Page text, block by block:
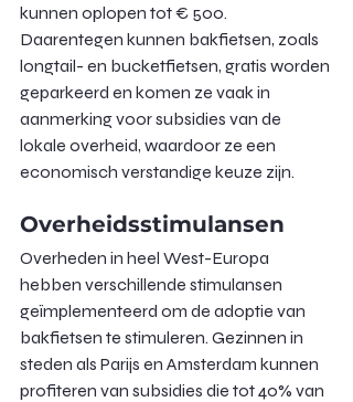
kunnen oplopen tot € 500.
Daarentegen kunnen bakfietsen, zoals
longtail- en bucketfietsen, gratis worden
geparkeerd en komen ze vaak in
aanmerking voor subsidies van de
lokale overheid, waardoor ze een
economisch verstandige keuze zijn.
Overheidsstimulansen
Overheden in heel West-Europa
hebben verschillende stimulansen
geïmplementeerd om de adoptie van
bakfietsen te stimuleren. Gezinnen in
steden als Parijs en Amsterdam kunnen
profiteren van subsidies die tot 40% van